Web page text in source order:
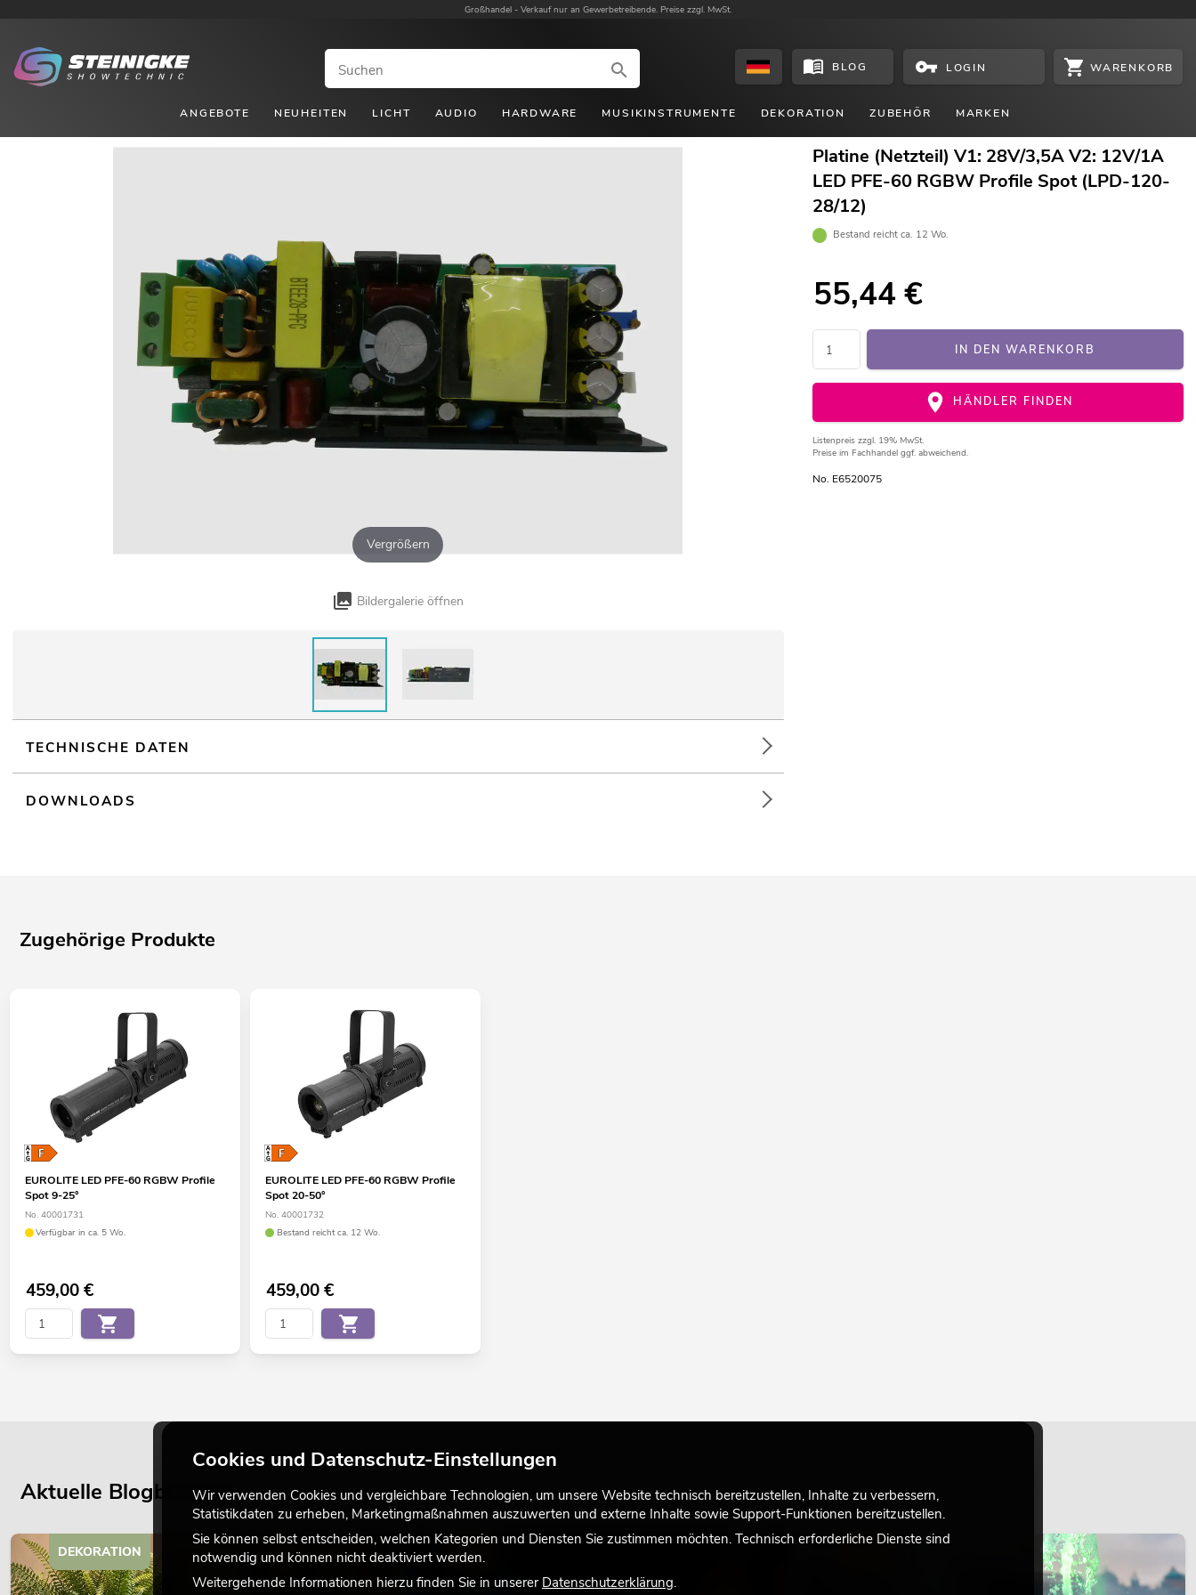
Großhandel - Verkauf nur an Gewerbetreibende. Preise zzgl. MwSt.
BLOG LOGIN WARENKORB
ANGEBOTE NEUHEITEN LICHT AUDIO HARDWARE MUSIKINSTRUMENTE DEKORATION ZUBEHÖR MARKEN
Vergrößern
Bildergalerie öffnen
Platine (Netzteil) V1: 28V/3,5A V2: 12V/1A
LED PFE-60 RGBW Profile Spot (LPD-120-
28/12)
Bestand reicht ca. 12 Wo.
55,44 €
IN DEN WARENKORB
HÄNDLER FINDEN
Listenpreis zzgl. 19% MwSt.
Preise im Fachhandel ggf. abweichend.
No. E6520075
TECHNISCHE DATEN
DOWNLOADS
Zugehörige Produkte
EUROLITE LED PFE-60 RGBW Profile
Spot 9-25°
No. 40001731
Verfügbar in ca. 5 Wo.
459,00€
EUROLITE LED PFE-60 RGBW Profile
Spot 20-50°
No. 40001732
Bestand reicht ca. 12 Wo.
459,00€
Aktuelle Blogbeiträge
DEKORATION LICHT
Cookies und Datenschutz-Einstellungen
Wir verwenden Cookies und vergleichbare Technologien, um unsere Website technisch bereitzustellen, Inhalte zu verbessern,
Statistikdaten zu erheben, Marketingmaßnahmen auszuwerten und externe Inhalte sowie Support-Funktionen bereitzustellen.
Sie können selbst entscheiden, welchen Kategorien und Diensten Sie zustimmen möchten. Technisch erforderliche Dienste sind
notwendig und können nicht deaktiviert werden.
Weitergehende Informationen hierzu finden Sie in unserer Datenschutzerklärung.